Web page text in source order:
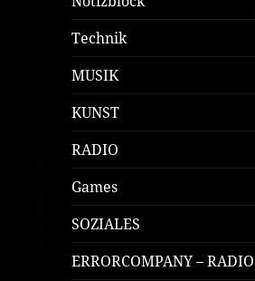
Technik
MUSIK
KUNST
RADIO
Games
SOZIALES
ERRORCOMPANY – RADIO